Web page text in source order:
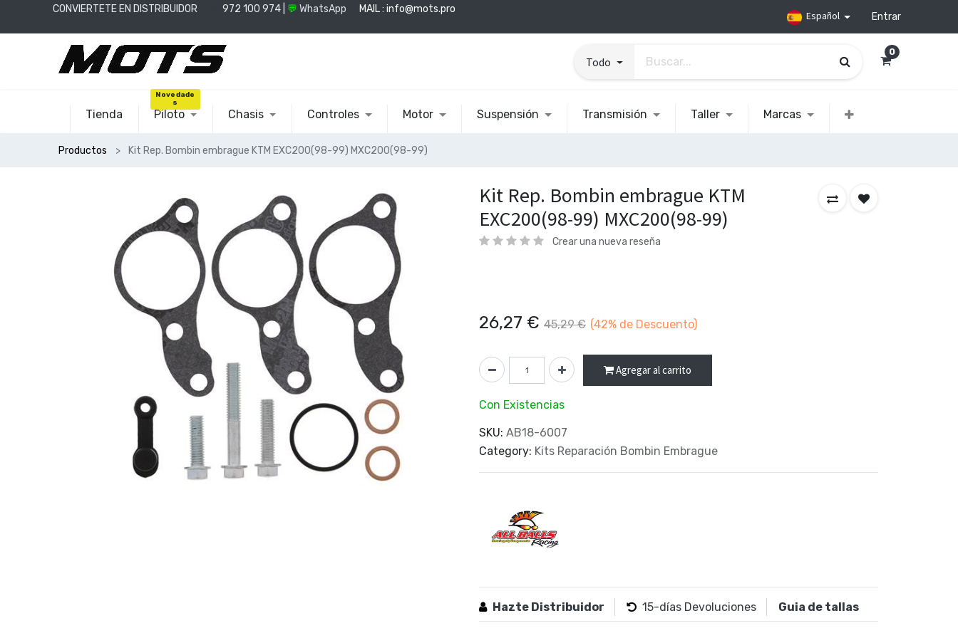
CONVIERTETE EN DISTRIBUIDOR 972 100 974 | 💬 WhatsApp MAIL :info@mots.pro
Español Entrar
Todo
0
Tienda Piloto
Novedade
s
Chasis Controles Motor Suspensión Transmisión Taller Marcas
Productos Kit Rep. Bombin embrague KTM EXC200(98-99) MXC200(98-99)
Kit Rep. Bombin embrague KTM
EXC200(98-99) MXC200(98-99)
Crear una nueva reseña
26,27 € 45,29€ (42% de Descuento)
Agregar al carrito
Con Existencias
SKU: AB18-6007
Category: Kits Reparación Bombin Embrague
Hazte Distribuidor 15-días Devoluciones Guia de tallas